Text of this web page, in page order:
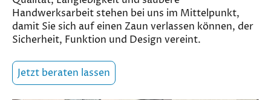
Handwerksarbeit stehen bei uns im Mittelpunkt,
damit Sie sich auf einen Zaun verlassen können, der
Sicherheit, Funktion und Design vereint.
Jetzt beraten lassen